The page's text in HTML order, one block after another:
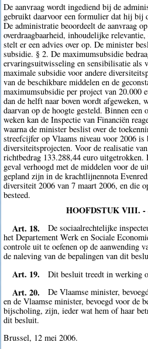
De aanvraag wordt ingediend bij de
gebruikt daarvoor een formulier dat hij bij
De administratie beoordeelt de aanvraag
overdraagbaarheid, inhoudelijke
stelt er een advies over op. De minister
subsidie. § 2. De maximumsubsidie
ervaringsuitwisseling en sensibilisatie als
maximale subsidie voor andere
van de beschikbare middelen en de
maximumsubsidie per project van 20.000
dan de helft naar boven wordt afgeweken,
daarvan op de hoogte gesteld. Binnen een
weken kan de Inspectie van Financiën
waarna de minister beslist over de
streefcijfer op Vlaams niveau voor 2006
diversiteitsprojecten. Voor de realisatie
richtbedrag 133.288,44 euro
geval verhoogd met de middelen voor de
gepland zijn in de krachtlijnennota
diversiteit 2006 van 7 maart 2006, en die
besteed.
HOOFDSTUK VIII. -
Art. 18.
De sociaalrechtelijke
het Departement Werk en Sociale
controle uit te oefenen op de aanwending
de naleving van de bepalingen van dit
Art. 19. Dit besluit treedt in werking
Art. 20.
De Vlaamse minister,
en de Vlaamse minister, bevoegd voor de
bijscholing, zijn, ieder wat hem of haar
dit besluit.
Brussel, 12 mei 2006.